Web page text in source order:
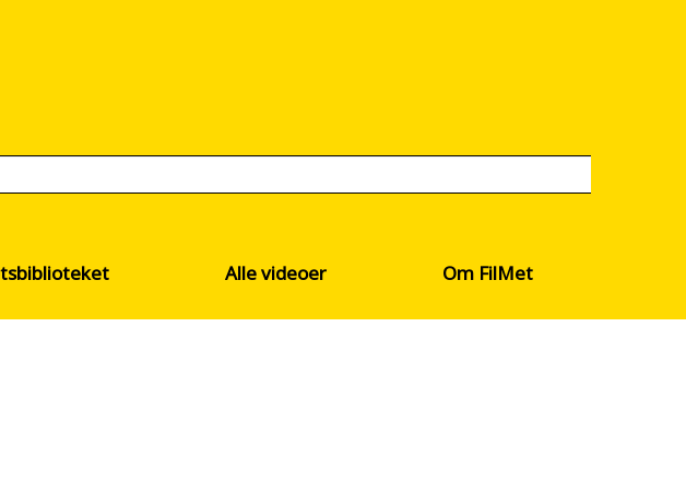
Alle videoer Om FilMet